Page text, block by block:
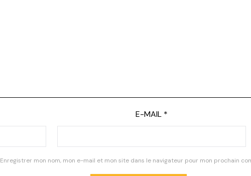
E-MAIL *
Enregistrer mon nom, mon e-mail et mon site dans le navigateur pour mon prochain